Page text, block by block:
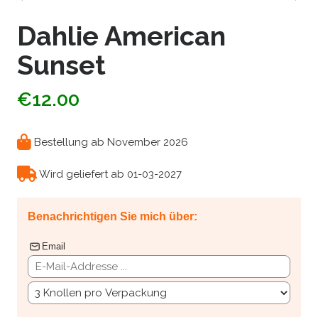
1
2 3 4
5
Dahlie American
Sunset
€12.00
Bestellung ab November 2026
Wird geliefert ab 01-03-2027
Benachrichtigen Sie mich über:
Email